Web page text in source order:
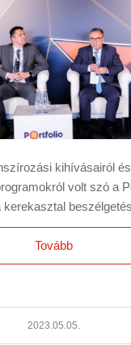
kihívásairól
volt szó a
kerekasztal
Tovább
2023.05.05.